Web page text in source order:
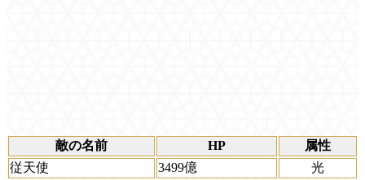
敵の名前 HP
属性
従天使
3499億
光